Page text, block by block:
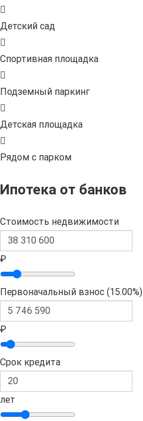
Детский сад
Спортивная площадка
Подземный паркинг
Детская площадка
Рядом с парком
Ипотека от банков
Стоимость недвижимости
₽
Первоначальный взнос (15.00%)
₽
Срок кредита
лет